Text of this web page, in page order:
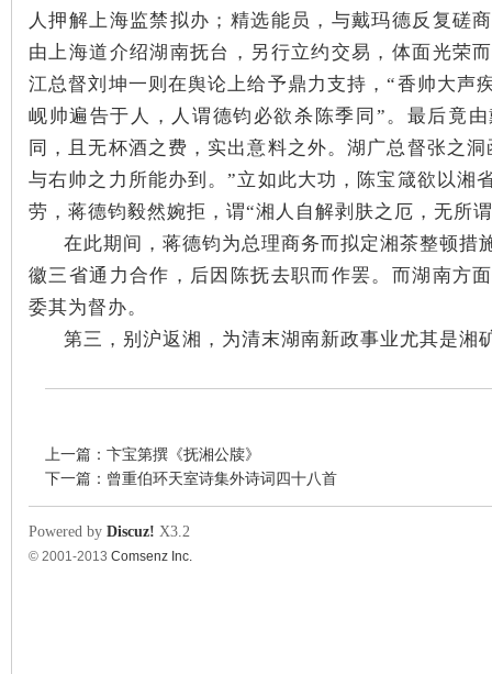
人押解上海监禁拟办；精选能员，与戴玛德反复磋
由上海道介绍湖南抚台，另行立约交易，体面光荣
江总督刘坤一则在舆论上给予鼎力支持，“香帅大声
岘帅遍告于人，人谓德钧必欲杀陈季同”。最后竟
同，且无杯酒之费，实出意料之外。湖广总督张之
与右帅之力所能办到。”立如此大功，陈宝箴欲以湘
劳，蒋德钧毅然婉拒，谓“湘人自解剥肤之厄，无所
在此期间，蒋德钧为总理商务而拟定湘茶整顿措
徽三省通力合作，后因陈抚去职而作罢。而湖南方
委其为督办。
第三，别沪返湘，为清末湖南新政事业尤其是湘
上一篇： 卞宝第撰《抚湘公牍》
下一篇： 曾重伯环天室诗集外诗词四十八首
Powered by Discuz! X3.2
© 2001-2013 Comsenz Inc.